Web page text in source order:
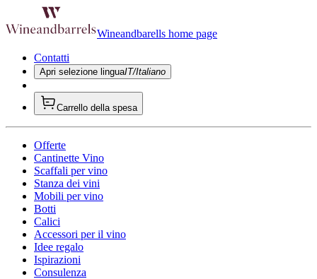
Wineandbarells home page
Contatti
Apri selezione linguaIT/Italiano
Carrello della spesa
Offerte
Cantinette Vino
Scaffali per vino
Stanza dei vini
Mobili per vino
Botti
Calici
Accessori per il vino
Idee regalo
Ispirazioni
Consulenza